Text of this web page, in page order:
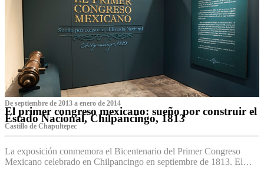
De septiembre de 2013 a enero de 2014
El primer congreso mexicano: sueño por construir el
Estado Nacional, Chilpancingo, 1813
Castillo de Chapultepec
La exposición conmemora el Bicentenario del Primer Congreso
Mexicano celebrado en Chilpancingo en septiembre de 1813. El…